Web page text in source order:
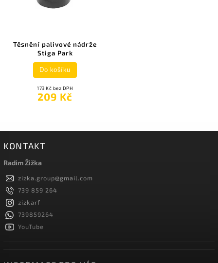
Těsnění palivové nádrže
Stiga Park
173 Kč bez DPH
209 Kč
Do košíku
KONTAKT
Radim Žižka
zizka.group@gmail.com
739 859 264
zizkarf
739859264
YouTube